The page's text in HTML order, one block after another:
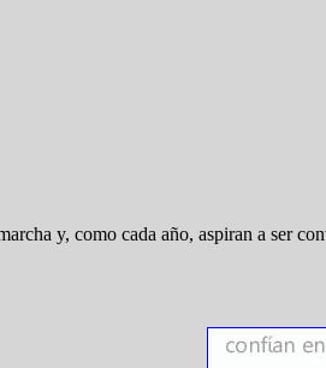
y, como cada año, aspiran a ser